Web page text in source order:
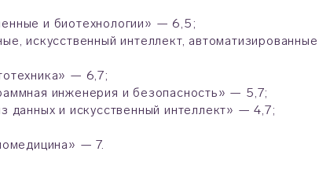
и биотехнологии» — 6,5;
искусственный интеллект,
— 6,7;
инженерия и безопасность» — 5,7;
данных и искусственный интеллект» — 4,7;
— 7.